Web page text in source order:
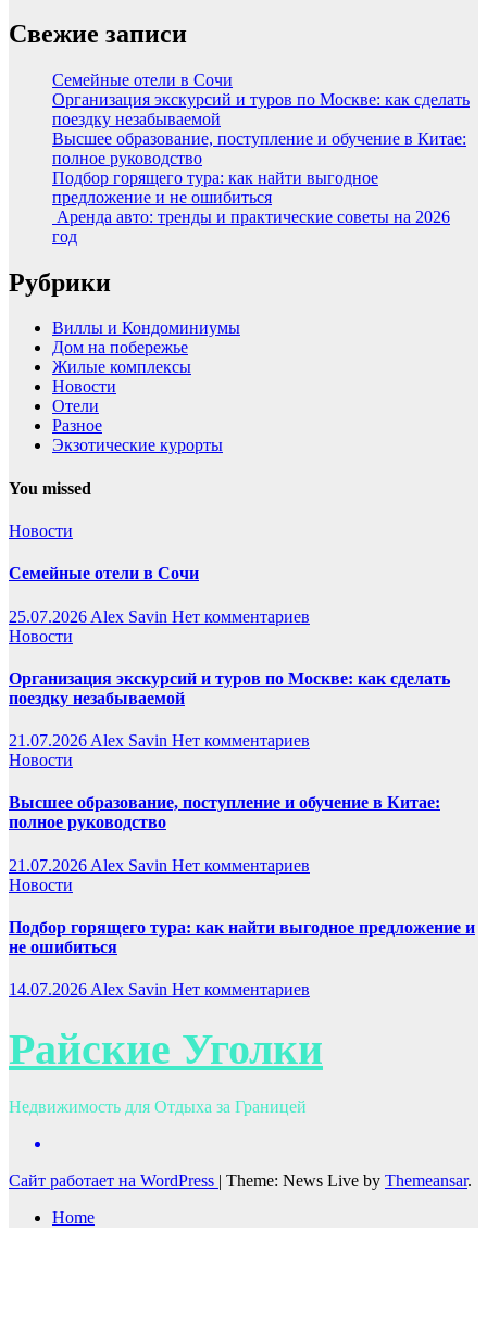
Свежие записи
Семейные отели в Сочи
Организация экскурсий и туров по Москве: как сделать
поездку незабываемой
Высшее образование, поступление и обучение в Китае:
полное руководство
Подбор горящего тура: как найти выгодное
предложение и не ошибиться
Аренда авто: тренды и практические советы на 2026
год
Рубрики
Виллы и Кондоминиумы
Дом на побережье
Жилые комплексы
Новости
Отели
Разное
Экзотические курорты
You missed
Новости
Семейные отели в Сочи
25.07.2026 Alex Savin Нет комментариев
Новости
Организация экскурсий и туров по Москве: как сделать
поездку незабываемой
21.07.2026 Alex Savin Нет комментариев
Новости
Высшее образование, поступление и обучение в Китае:
полное руководство
21.07.2026 Alex Savin Нет комментариев
Новости
Подбор горящего тура: как найти выгодное предложение и
не ошибиться
14.07.2026 Alex Savin Нет комментариев
Райские Уголки
Недвижимость для Отдыха за Границей
Сайт работает на WordPress | Theme: News Live by Themeansar.
Home